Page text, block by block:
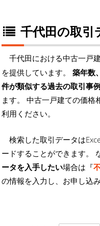
千代田の取引
千代田における中古一戸
を提供しています。 築年数
件が類似する過去の取引事
ます。 中古一戸建ての価
利用ください。
検索した取引データは
ードすることができます。
ータを入手したい場合は『
の情報を入力し、お申し込み